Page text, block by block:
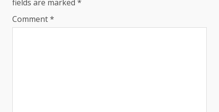
fields are marked *
Comment*